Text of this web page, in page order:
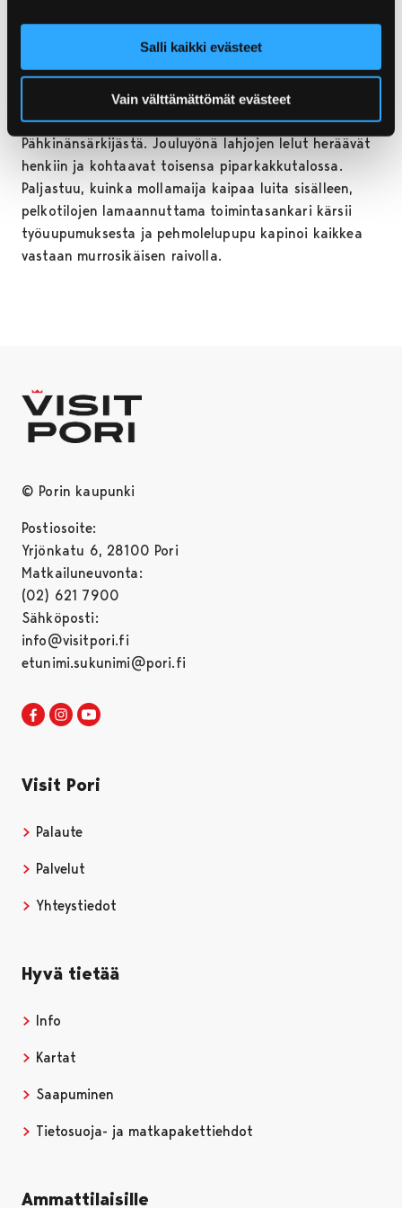
Salli kaikki evästeet
Vain välttämättömät evästeet
hynttyynsä yhteen. Kilpeläisen tuotannon helmet
Joulukuussa Pori Sinfonietta ja Pori Dance Company
tekevät yhdessä uuden tulkinnan Tšaikovskin
Pähkinänsärkijästä. Jouluyönä lahjojen lelut heräävät
henkiin ja kohtaavat toisensa piparkakkutalossa.
Paljastuu, kuinka mollamaija kaipaa luita sisälleen,
pelkotilojen lamaannuttama toimintasankari kärsii
työuupumuksesta ja pehmolelupupu kapinoi kaikkea
vastaan murrosikäisen raivolla.
© Porin kaupunki
Postiosoite:
Yrjönkatu 6, 28100 Pori
Matkailuneuvonta:
(02) 621 7900
Sähköposti:
info@visitpori.fi
etunimi.sukunimi@pori.fi
Visit Pori Facebookissa
Avautuu uudessa välilehdessä
Visit Pori Instagrammissa
Avautuu uudessa välilehdessä
Visit Pori
Palaute
Palvelut
Yhteystiedot
Hyvä tietää
Info
Kartat
Saapuminen
Tietosuoja- ja matkapakettiehdot
Ammattilaisille